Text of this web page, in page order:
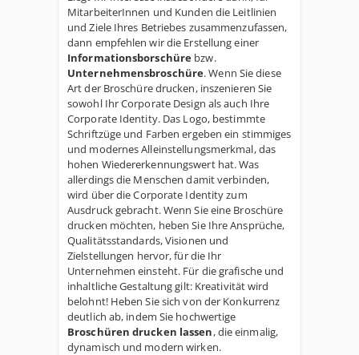
MitarbeiterInnen und Kunden die Leitlinien
und Ziele Ihres Betriebes zusammenzufassen,
dann empfehlen wir die Erstellung einer
Informationsborschüre bzw.
Unternehmensbroschüre. Wenn Sie diese
Art der Broschüre drucken, inszenieren Sie
sowohl Ihr Corporate Design als auch Ihre
Corporate Identity. Das Logo, bestimmte
Schriftzüge und Farben ergeben ein stimmiges
und modernes Alleinstellungsmerkmal, das
hohen Wiedererkennungswert hat. Was
allerdings die Menschen damit verbinden,
wird über die Corporate Identity zum
Ausdruck gebracht. Wenn Sie eine Broschüre
drucken möchten, heben Sie Ihre Ansprüche,
Qualitätsstandards, Visionen und
Zielstellungen hervor, für die Ihr
Unternehmen einsteht. Für die grafische und
inhaltliche Gestaltung gilt: Kreativität wird
belohnt! Heben Sie sich von der Konkurrenz
deutlich ab, indem Sie hochwertige
Broschüren drucken lassen, die einmalig,
dynamisch und modern wirken.